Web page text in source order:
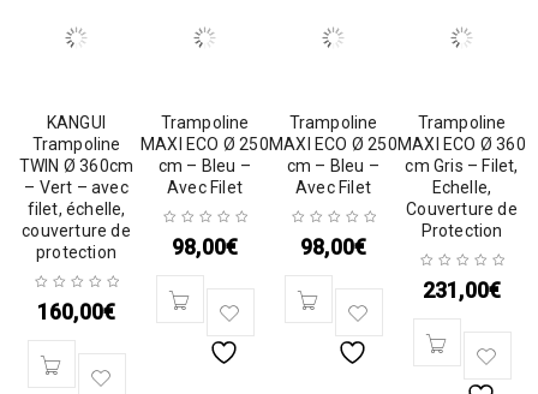
KANGUI
Trampoline
TWIN Ø 360cm
– Vert – avec
filet, échelle,
couverture de
protection
160,00€
Trampoline
MAXI ECO Ø 250
cm – Bleu –
Avec Filet
98,00€
Trampoline
MAXI ECO Ø 250
cm – Bleu –
Avec Filet
98,00€
Trampoline
MAXI ECO Ø 360
cm Gris – Filet,
Echelle,
Couverture de
Protection
231,00€